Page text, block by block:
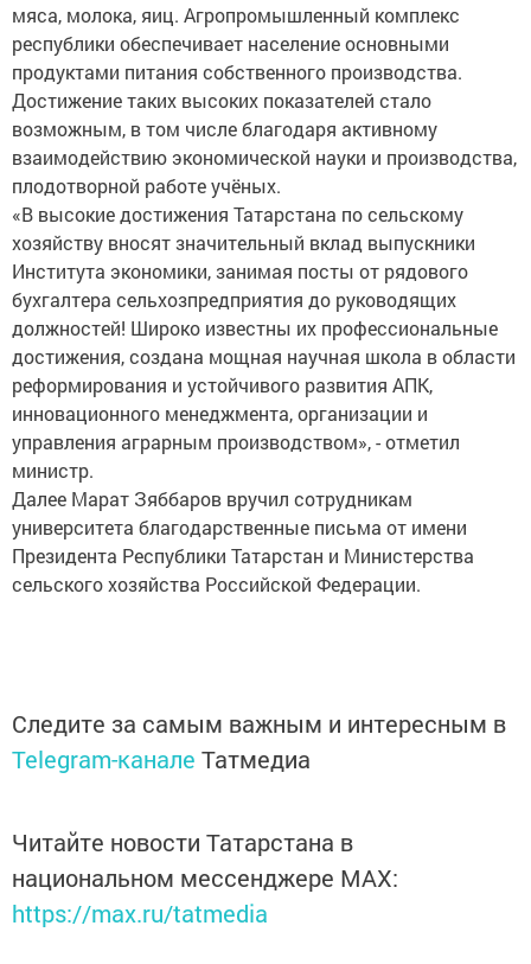
мяса, молока, яиц. Агропромышленный комплекс
республики обеспечивает население основными
продуктами питания собственного производства.
Достижение таких высоких показателей стало
возможным, в том числе благодаря активному
взаимодействию экономической науки и производства,
плодотворной работе учёных.
«В высокие достижения Татарстана по сельскому
хозяйству вносят значительный вклад выпускники
Института экономики, занимая посты от рядового
бухгалтера сельхозпредприятия до руководящих
должностей! Широко известны их профессиональные
достижения, создана мощная научная школа в области
реформирования и устойчивого развития АПК,
инновационного менеджмента, организации и
управления аграрным производством», - отметил
министр.
Далее Марат Зяббаров вручил сотрудникам
университета благодарственные письма от имени
Президента Республики Татарстан и Министерства
сельского хозяйства Российской Федерации.
Следите за самым важным и интересным в
Telegram-канале Татмедиа
Читайте новости Татарстана в
национальном мессенджере MАХ:
https://max.ru/tatmedia